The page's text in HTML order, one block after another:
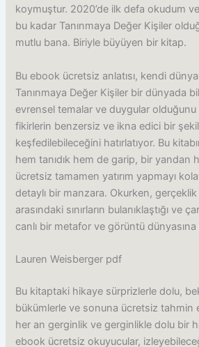
koymuştur. 2020’de ilk defa okudum
bu kadar Tanınmaya Değer Kişiler
mutlu bana. Biriyle büyüyen bir kitap.
Bu ebook ücretsiz anlatısı, kendi
Tanınmaya Değer Kişiler bir dünyada
evrensel temalar ve duygular
fikirlerin benzersiz ve ikna edici bir
keşfedilebileceğini hatırlatıyor. Bu
hem tanıdık hem de garip, bir yandan
ücretsiz tamamen yatırım yapmayı
detaylı bir manzara. Okurken,
arasındaki sınırların bulanıklaştığı ve
canlı bir metafor ve görüntü
Lauren Weisberger pdf
Bu kitaptaki hikaye sürprizlerle dolu,
bükümlerle ve sonuna ücretsiz tahmin
her an gerginlik ve gerginlikle dolu bir
ebook ücretsiz okuyucular,